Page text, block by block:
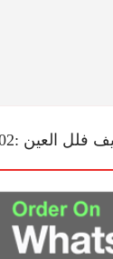
العين :0545704502